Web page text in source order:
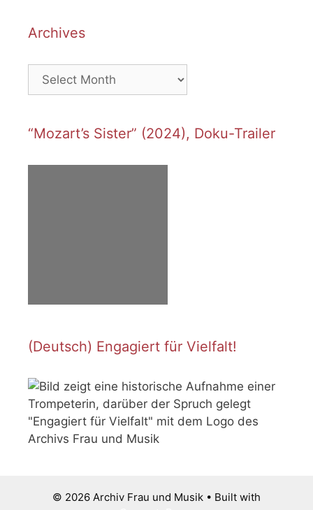
Archives
Archives
“Mozart’s Sister” (2024), Doku-Trailer
(Deutsch) Engagiert für Vielfalt!
© 2026 Archiv Frau und Musik • Built with